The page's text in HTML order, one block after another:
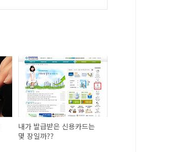
내가 발급받은 신용카드는
몇 장일까??